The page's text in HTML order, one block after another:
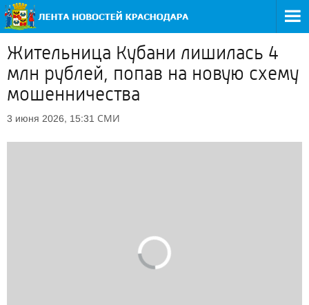
Жительница Кубани лишилась 4
млн рублей, попав на новую схему
мошенничества
3 июня 2026, 15:31 СМИ